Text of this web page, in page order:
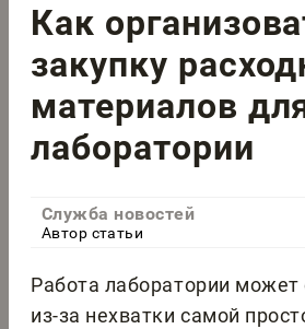
Как
закупку
материалов
лаборатории
Служба новостей
Автор статьи
Работа лаборатории может
из-за нехватки самой